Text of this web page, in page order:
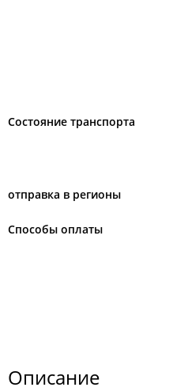
Состояние транспорта
отправка в регионы
Способы оплаты
Описание